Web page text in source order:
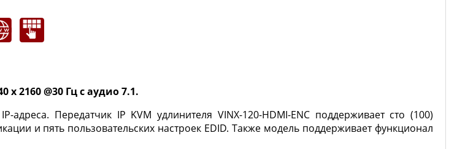
2160 @30 Гц с аудио 7.1.
Передатчик IP KVM удлинителя VINX-120-HDMI-ENC поддерживает сто (100)
и пять пользовательских настроек EDID. Также модель поддерживает функционал